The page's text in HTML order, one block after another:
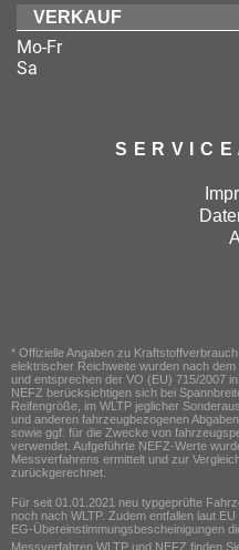
VERKAUF
Mo-Fr
Sa
* Offizielle Angaben zu
elektrischer Reichweite wurden nach
und entsprechen der VO (EU) 715/2007
NEFZ berücksichtigen sich bei
Reifengröße, im WLTP jeglicher
und anderen fahrzeugbezogenen
sowie ggf. für die Zwecke von
verwendet. Aufgeführte NEFZ-Werte
Messverfahrens ermittelt und zur
zurückgerechnet.
Für seit 01.01.2021 neu typgeprüfte
noch nach WLTP. Zudem entfallen laut
EG-Übereinstimmungsbescheinigungen
Messverfahren WLTP und NEFZ finden